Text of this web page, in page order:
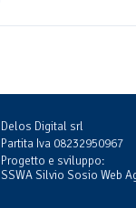
Delos Digital srl
Partita Iva 08232950967
Progetto e sviluppo:
SSWA Silvio Sosio Web